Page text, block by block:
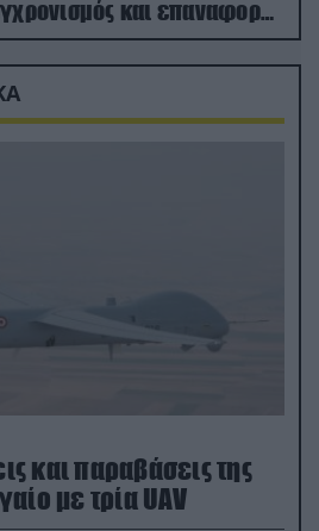
και επαναφορά
«νεκροταφεία»
και παραβάσεις της
με τρία UAV